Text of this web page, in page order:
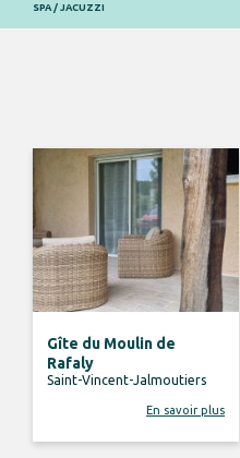
SPA / JACUZZI
Gîte du Moulin de
Rafaly
Saint-Vincent-Jalmoutiers
En savoir plus